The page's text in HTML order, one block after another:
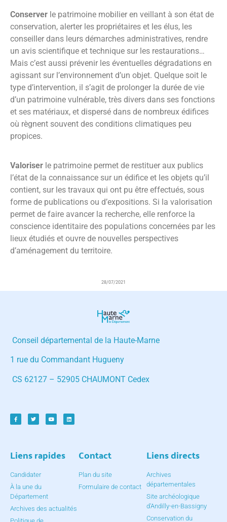
Conserver le patrimoine mobilier en veillant à son état de
conservation, alerter les propriétaires et les élus, les
conseiller dans leurs démarches administratives, rendre
un avis scientifique et technique sur les restaurations…
Mais c’est aussi prévenir les éventuelles dégradations en
agissant sur l’environnement d’un objet. Quelque soit le
type d’intervention, il s’agit de prolonger la durée de vie
d’un patrimoine vulnérable, très divers dans ses fonctions
et ses matériaux, et dispersé dans de nombreux édifices
où règnent souvent des conditions climatiques peu
propices.
Valoriser le patrimoine permet de restituer aux publics
l’état de la connaissance sur un édifice et les objets qu’il
contient, sur les travaux qui ont pu être effectués, sous
forme de publications ou d’expositions. Si la valorisation
permet de faire avancer la recherche, elle renforce la
conscience identitaire des populations concernées par les
lieux étudiés et ouvre de nouvelles perspectives
d’aménagement du territoire.
28/07/2021
Conseil départemental de la Haute-Marne
1 rue du Commandant Hugueny
CS 62127 – 52905 CHAUMONT Cedex
Liens rapides
Candidater
À la une du
Département
Archives des actualités
Contact
Plan du site
Formulaire de contact
Liens directs
Archives
départementales
Site archéologique
d'Andilly-en-Bassigny
Conservation du